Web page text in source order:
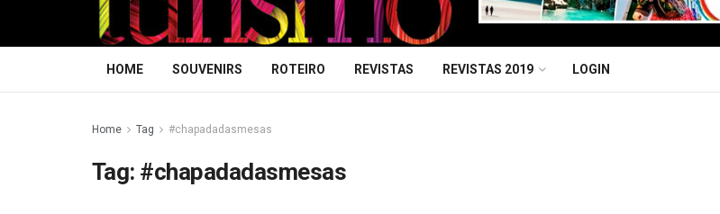
HOME SOUVENIRS ROTEIRO REVISTAS REVISTAS 2019 LOGIN
Home Tag #chapadadasmesas
Tag: #chapadadasmesas